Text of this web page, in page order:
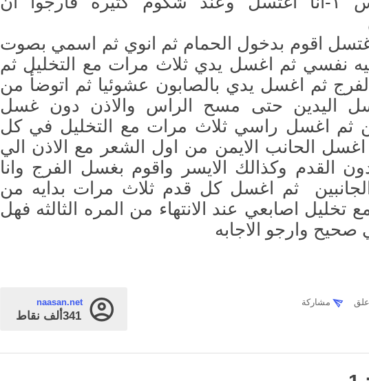
اقوم بدخول الحمام ثم انوي ثم اسمي بصوت
نفسي ثم اغسل يدي ثلاث مرات مع التخليل ثم
ثم اغسل يدي بالصابون عشوئيا ثم اتوضأ من
اليدين حتى مسح الراس والاذن دون غسل
ثم اغسل راسي ثلاث مرات مع التخليل في كل
الحانب الايمن من اول الشعر مع الاذن الي
القدم وكذالك الايسر واقوم بغسل الفرج وانا
ثم اغسل كل قدم ثلاث مرات بدايه من
تخليل اصابعي عند الانتهاء من المره الثالثه فهل
صحيح وارجو الاجابه
naasan.net
341ألف نقاط
علق مشاركة